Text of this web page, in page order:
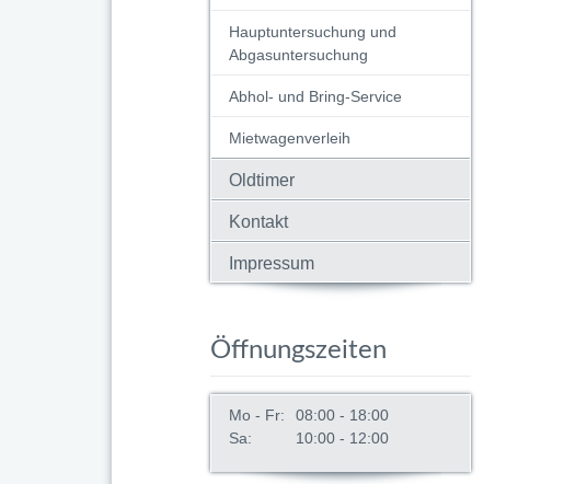
Hauptuntersuchung und
Abgasuntersuchung
Abhol- und Bring-Service
Mietwagenverleih
Oldtimer
Kontakt
Impressum
Öffnungszeiten
Mo - Fr:
08:00 - 18:00
Sa:
10:00 - 12:00